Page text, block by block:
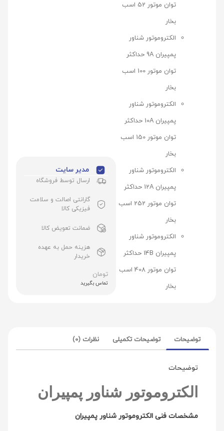
توان موتور 52 اسب
الکتروموتور شناور
پمپیران 9A حداکثر
توان موتور 100 اسب
الکتروموتور شناور
پمپیران 10A حداکثر
توان موتور 150 اسب
الکتروموتور شناور
پمپیران 12A حداکثر
توان موتور 252 اسب
الکتروموتور شناور
پمپیران 14B حداکثر
توان موتور 408 اسب
مدیر سایت
ارسال توسط فروشگاه
گارانتی اصالت و سلامت
فیزیکی کالا
ضمانت تعویض کالا
هزینه حمل به عهده
خریدار
تومان
تماس بگیرید
توضیحات توضیحات تکمیلی نظرات (0)
توضیحات
الکتروموتور شناور پمپیران
مشخصات فنی الکتروموتور شناور پمپیران